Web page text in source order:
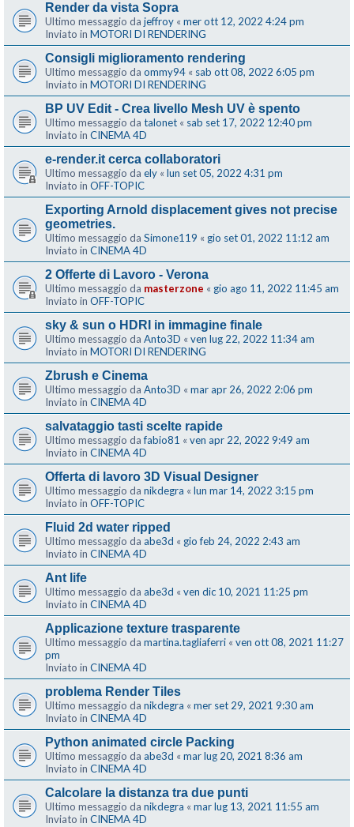
Render da vista Sopra
Ultimo messaggio da jeffroy « mer ott 12, 2022 4:24 pm
Inviato in MOTORI DI RENDERING
Consigli miglioramento rendering
Ultimo messaggio da ommy94 « sab ott 08, 2022 6:05 pm
Inviato in MOTORI DI RENDERING
BP UV Edit - Crea livello Mesh UV è spento
Ultimo messaggio da talonet « sab set 17, 2022 12:40 pm
Inviato in CINEMA 4D
e-render.it cerca collaboratori
Ultimo messaggio da ely « lun set 05, 2022 4:31 pm
Inviato in OFF-TOPIC
Exporting Arnold displacement gives not precise
geometries.
Ultimo messaggio da Simone119 « gio set 01, 2022 11:12 am
Inviato in CINEMA 4D
2 Offerte di Lavoro - Verona
Ultimo messaggio da masterzone « gio ago 11, 2022 11:45 am
Inviato in OFF-TOPIC
sky & sun o HDRI in immagine finale
Ultimo messaggio da Anto3D « ven lug 22, 2022 11:34 am
Inviato in MOTORI DI RENDERING
Zbrush e Cinema
Ultimo messaggio da Anto3D « mar apr 26, 2022 2:06 pm
Inviato in CINEMA 4D
salvataggio tasti scelte rapide
Ultimo messaggio dafabio81 « ven apr 22, 2022 9:49 am
Inviato in CINEMA 4D
Offerta di lavoro 3D Visual Designer
Ultimo messaggio da nikdegra « lun mar 14, 2022 3:15 pm
Inviato in OFF-TOPIC
Fluid 2d water ripped
Ultimo messaggio da abe3d « gio feb 24, 2022 2:43 am
Inviato in CINEMA 4D
Ant life
Ultimo messaggio da abe3d « ven dic 10, 2021 11:25 pm
Inviato in CINEMA 4D
Applicazione texture trasparente
Ultimo messaggio da martina.tagliaferri « ven ott 08, 2021 11:27
pm
Inviato in CINEMA 4D
problema Render Tiles
Ultimo messaggio da nikdegra « mer set 29, 2021 9:30 am
Inviato in CINEMA 4D
Python animated circle Packing
Ultimo messaggio da abe3d « mar lug 20, 2021 8:36 am
Inviato in CINEMA 4D
Calcolare la distanza tra due punti
Ultimo messaggio da nikdegra « mar lug 13, 2021 11:55 am
Inviato in CINEMA 4D